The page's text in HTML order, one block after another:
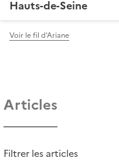
Hauts-de-Seine
Voir le fil d'Ariane
Articles
Filtrer les articles